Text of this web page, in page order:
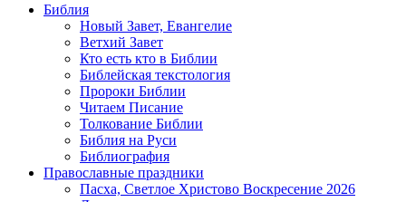
Библия
Новый Завет, Евангелие
Ветхий Завет
Кто есть кто в Библии
Библейская текстология
Пророки Библии
Читаем Писание
Толкование Библии
Библия на Руси
Библиография
Православные праздники
Пасха, Светлое Христово Воскресение 2026